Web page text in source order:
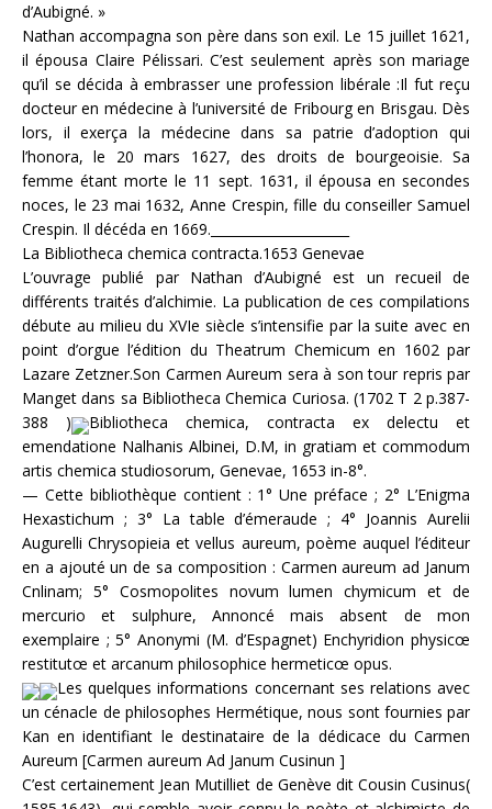
d’Aubigné. »
Nathan accompagna son père dans son exil. Le 15 juillet 1621,
il épousa Claire Pélissari. C’est seulement après son mariage
qu’il se décida à embrasser une profession libérale :Il fut reçu
docteur en médecine à l’université de Fribourg en Brisgau. Dès
lors, il exerça la médecine dans sa patrie d’adoption qui
l’honora, le 20 mars 1627, des droits de bourgeoisie. Sa
femme étant morte le 11 sept. 1631, il épousa en secondes
noces, le 23 mai 1632, Anne Crespin, fille du conseiller Samuel
Crespin. Il décéda en 1669._____________________
La Bibliotheca chemica contracta.1653 Genevae
L’ouvrage publié par Nathan d’Aubigné est un recueil de
différents traités d’alchimie. La publication de ces compilations
débute au milieu du XVIe siècle s’intensifie par la suite avec en
point d’orgue l’édition du Theatrum Chemicum en 1602 par
Lazare Zetzner.Son Carmen Aureum sera à son tour repris par
Manget dans sa Bibliotheca Chemica Curiosa. (1702 T 2 p.387-
388 )
Bibliotheca chemica, contracta ex delectu et
emendatione Nalhanis Albinei, D.M, in gratiam et commodum
artis chemica studiosorum, Genevae, 1653 in-8°.
— Cette bibliothèque contient : 1° Une préface ; 2° L’Enigma
Hexastichum ; 3° La table d’émeraude ; 4° Joannis Aurelii
Augurelli Chrysopieia et vellus aureum, poème auquel l’éditeur
en a ajouté un de sa composition : Carmen aureum ad Janum
Cnlinam; 5° Cosmopolites novum lumen chymicum et de
mercurio et sulphure, Annoncé mais absent de mon
exemplaire ; 5° Anonymi (M. d’Espagnet) Enchyridion physicœ
restitutœ et arcanum philosophice hermeticœ opus.
Les quelques informations concernant ses relations avec
un cénacle de philosophes Hermétique, nous sont fournies par
Kan en identifiant le destinataire de la dédicace du Carmen
Aureum [Carmen aureum Ad Janum Cusinun ]
C’est certainement Jean Mutilliet de Genève dit Cousin Cusinus(